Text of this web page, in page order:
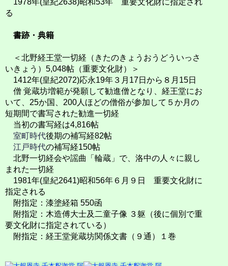
る
書跡・典籍
＜北野経王堂一切経（きたのきょうおうどういっさ
いきょう）5,048帖（重要文化財）＞
1412年(皇紀2072)応永19年３月17日から８月15日
僧 覚蔵坊増範が発願して勧進僧となり、経王堂にお
いて、25か国、200人ほどの僧俗が参加して５か月の
短期間で書写された勧進一切経
当初の書写経は4,816帖
室町時代後期の補写経82帖
江戸時代の補写経150帖
北野一切経会や謡曲「輪蔵」で、洛中の人々に親し
まれた一切経
1981年(皇紀2641)昭和56年６月９日 重要文化財に
指定される
附指定：漆塗経箱 550函
附指定：木造傅大士及二童子像 ３躯（後に個別で重
要文化財に指定されている）
附指定：経王堂覚蔵坊関係文書（９通）１巻